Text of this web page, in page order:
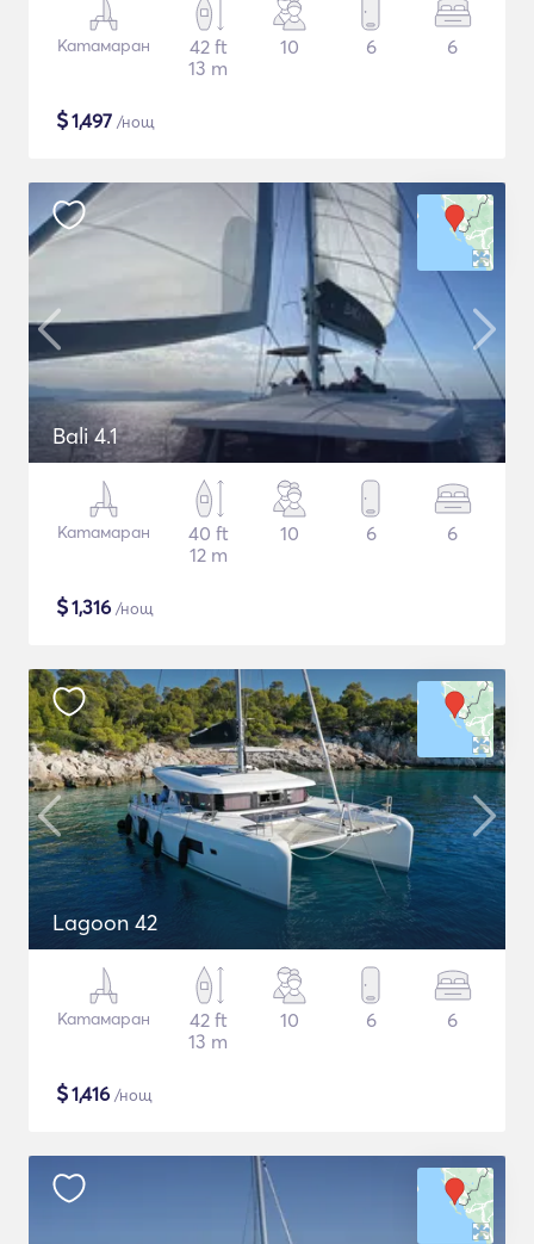
Катамаран
42 ft
13 m
10 6 6
$1,497 /нощ
Bali 4.1
Катамаран
40 ft
12 m
10 6 6
$1,316 /нощ
Lagoon 42
Катамаран
42 ft
13 m
10 6 6
$1,416 /нощ